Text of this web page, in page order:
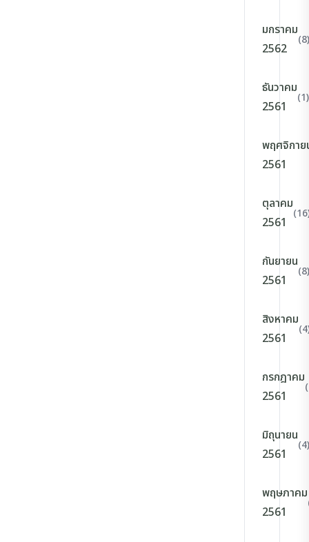
มกราคม
2562
(8)
ธันวาคม
2561
(1)
พฤศจิกาย
2561
ตุลาคม
2561
กันยายน
2561
(8)
สิงหาคม
2561
กรกฎาคม
2561
มิถุนายน
2561
(4)
พฤษภาคม
2561